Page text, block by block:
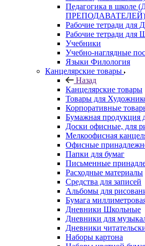
Педагогика в школе
ПРЕПОДАВАТЕЛЕЙ)
Рабочие тетради для
Рабочие тетради
Учебники
Учебно-наглядные
Языки Филология
Канцелярские товары
Назад
Канцелярские товары
Товары для
Корпоративные
Бумажная продукция
Доски офисные, для
Мелкоофисная
Офисные
Папки для бумаг
Письменные
Расходные материалы
Средства для записей
Альбомы для
Бумага
Дневники Школьные
Дневники для
Дневники
Наборы картона